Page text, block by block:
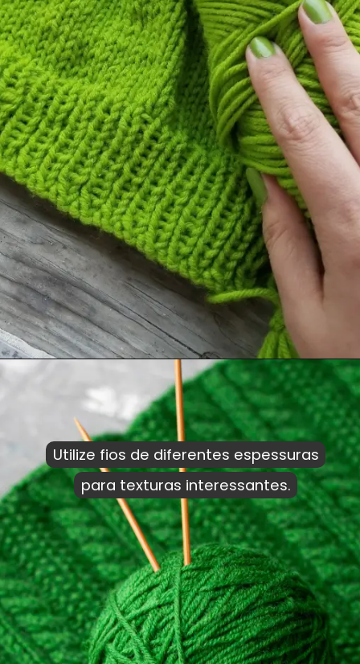
Utilize fios de diferentes espessuras
para texturas interessantes.
Utilize fios de diferentes espessuras
para texturas interessantes.